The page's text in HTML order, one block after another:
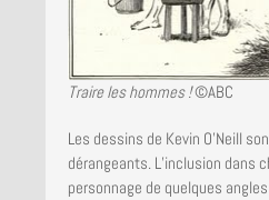
Traire les hommes !©ABC
Les dessins de Kevin O’Neill
dérangeants. L’inclusion dans
personnage de quelques